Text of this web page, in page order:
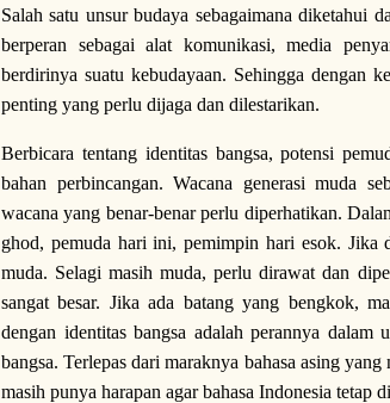
Salah satu unsur budaya sebagaimana diketahui
berperan sebagai alat komunikasi, media
berdirinya suatu kebudayaan. Sehingga dengan
penting yang perlu dijaga dan dilestarikan.
Berbicara tentang identitas bangsa, potensi
bahan perbincangan. Wacana generasi muda
wacana yang benar-benar perlu diperhatikan.
ghod, pemuda hari ini, pemimpin hari esok. Jika
muda. Selagi masih muda, perlu dirawat dan
sangat besar. Jika ada batang yang bengkok,
dengan identitas bangsa adalah perannya dalam
bangsa. Terlepas dari maraknya bahasa asing
masih punya harapan agar bahasa Indonesia tetap